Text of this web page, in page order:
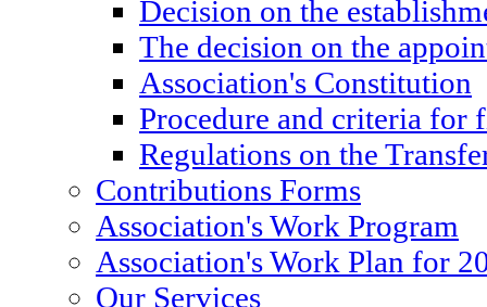
Decision on the
The decision on the
Association's Constitution
Procedure and criteria for
Regulations on the
Contributions Forms
Association's Work Program
Association's Work Plan for
Our Services